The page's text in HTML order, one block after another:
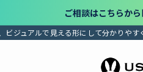
ご相談はこちらか
ジュアルで見える形にして分かりや